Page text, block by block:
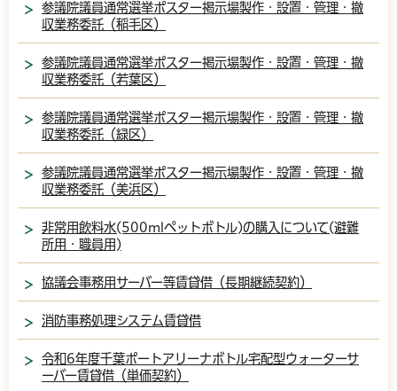
参議院議員通常選挙ポスター掲示場製作・設置・管理・撤
収業務委託（稲毛区）
参議院議員通常選挙ポスター掲示場製作・設置・管理・撤
収業務委託（若葉区）
参議院議員通常選挙ポスター掲示場製作・設置・管理・撤
収業務委託（緑区）
参議院議員通常選挙ポスター掲示場製作・設置・管理・撤
収業務委託（美浜区）
非常用飲料水(500mlペットボトル)の購入について(避難
所用・職員用)
協議会事務用サーバー等賃貸借（長期継続契約）
消防事務処理システム賃貸借
令和6年度千葉ポートアリーナボトル宅配型ウォーターサ
ーバー賃貸借（単価契約）